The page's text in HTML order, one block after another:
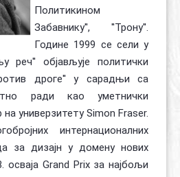
Политикином
Забавнику'', ''Трону''.
Године 1999 се сели у
реч'' објављује политички
дроге'' у сарадњи са
ради као уметнички
универзитету Simon Fraser.
интернационалних
за дизајн у домену нових
осваја Grand Prix за најбољи